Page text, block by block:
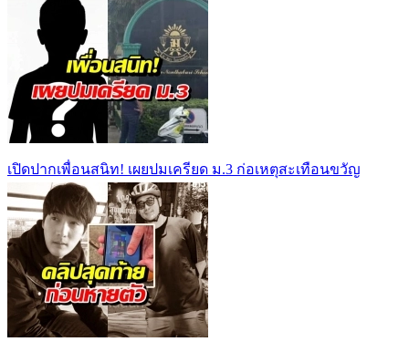
เปิดปากเพื่อนสนิท! เผยปมเครียด ม.3 ก่อเหตุสะเทือนขวัญ